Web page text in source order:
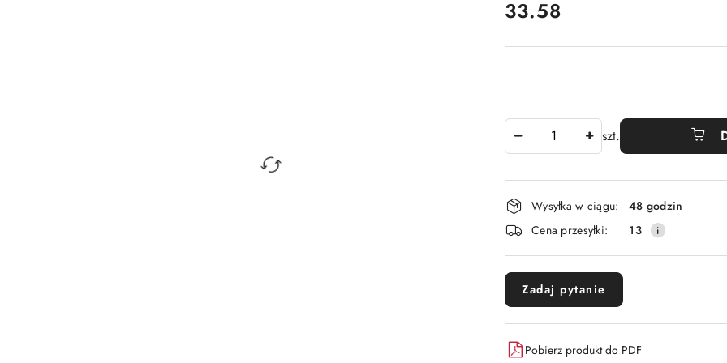
cena:
33.58
szt.
Dostępność
i
dostawa
Wysyłka w ciągu:
48 godzin
Cena przesyłki:
13
Zadaj pytanie
Pobierz produkt do PDF